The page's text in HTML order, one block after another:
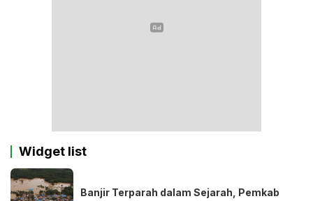
Widget list
Banjir Terparah dalam Sejarah, Pemkab